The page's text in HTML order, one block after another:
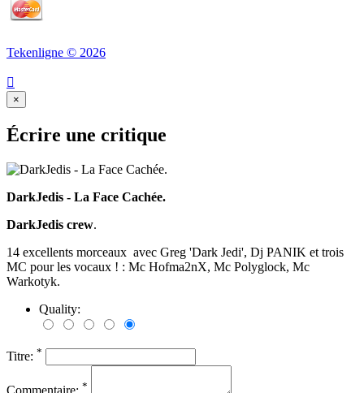
Tekenligne © 2026

×
Écrire une critique
DarkJedis - La Face Cachée.
DarkJedis crew.
14 excellents morceaux avec Greg 'Dark Jedi', Dj PANIK et trois
MC pour les vocaux ! : Mc Hofma2nX, Mc Polyglock, Mc
Warkotyk.
Quality:
Titre: *
Commentaire: *